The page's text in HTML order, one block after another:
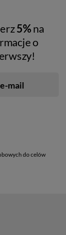
5%na
o
mail
do celów